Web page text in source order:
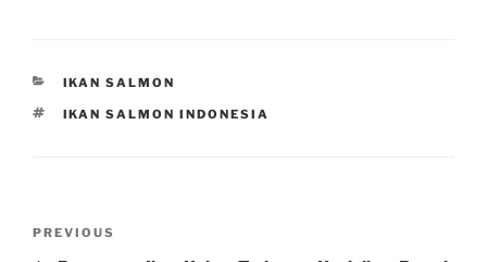
CATEGORIES
IKAN SALMON
TAGS
IKAN SALMON INDONESIA
Previous
PREVIOUS